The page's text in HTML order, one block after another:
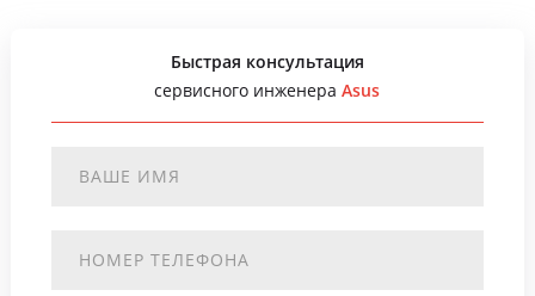
Быстрая консультация
сервисного инженераAsus